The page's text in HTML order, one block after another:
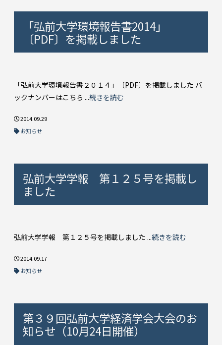
「弘前大学環境報告書2014」
〔PDF〕を掲載しました
「弘前大学環境報告書２０１４」〔PDF〕を掲載しました バ
ックナンバーはこちら ...続きを読む
2014.09.29
お知らせ
弘前大学学報 第１ ２５ 号を掲載し
まし た
弘前大学学報 第１２５号を掲載しました ...続きを読む
2014.09.17
お知らせ
第３９回弘前大学経済学会大会のお
知らせ（10月24日開催）